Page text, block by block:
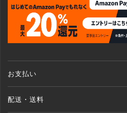
お支払い
がご利用いただけます。
配送・送料